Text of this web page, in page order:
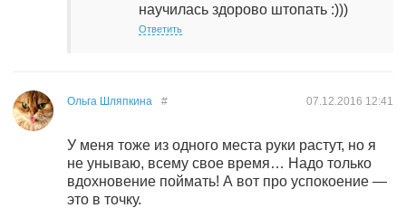
научилась здорово штопать :)))
Ответить
Ольга Шляпкина 07.12.2016 12:41
#
У меня тоже из одного места руки растут, но я
не унываю, всему свое время… Надо только
вдохновение поймать! А вот про успокоение —
это в точку.